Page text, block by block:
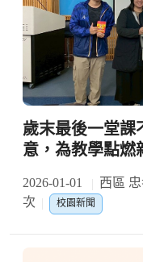
歲末最後一堂課
意，為教學點燃
2026-01-01 西區
次
校園新聞